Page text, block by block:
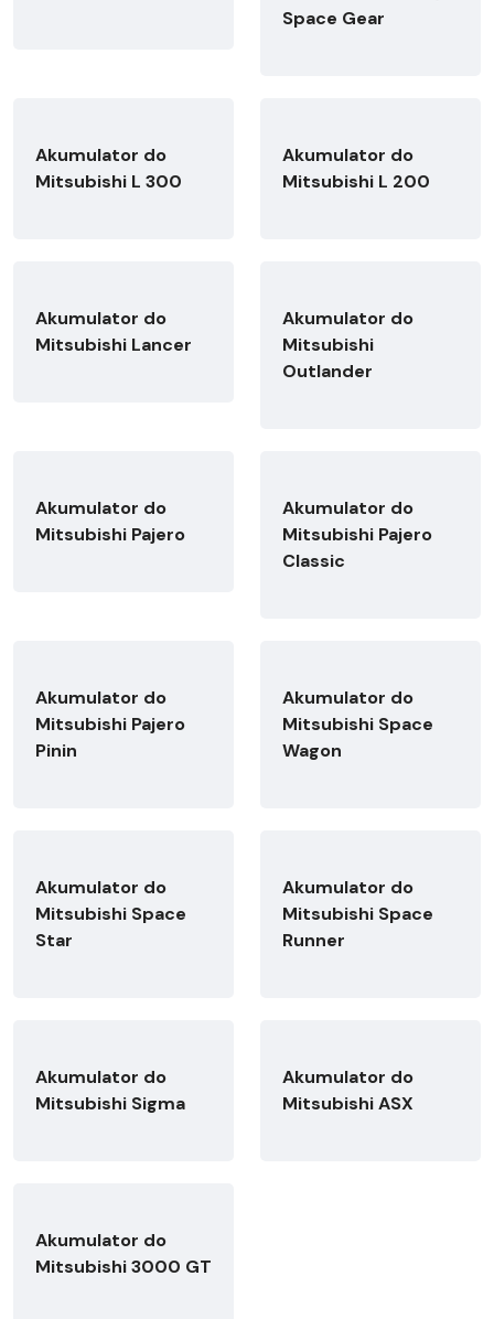
Space Gear
Akumulator do
Mitsubishi L 300
Akumulator do
Mitsubishi L 200
Akumulator do
Mitsubishi Lancer
Akumulator do
Mitsubishi
Outlander
Akumulator do
Mitsubishi Pajero
Akumulator do
Mitsubishi Pajero
Classic
Akumulator do
Mitsubishi Pajero
Pinin
Akumulator do
Mitsubishi Space
Wagon
Akumulator do
Mitsubishi Space
Star
Akumulator do
Mitsubishi Space
Runner
Akumulator do
Mitsubishi Sigma
Akumulator do
Mitsubishi ASX
Akumulator do
Mitsubishi 3000 GT